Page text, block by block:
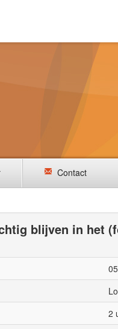
Contact
blijven in het
2